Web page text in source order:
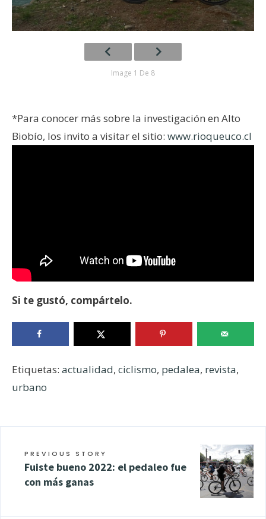
Image 1 De 8
*Para conocer más sobre la investigación en Alto
Biobío, los invito a visitar el sitio: www.rioqueuco.cl
Si te gustó, compártelo.
Etiquetas: actualidad, ciclismo, pedalea, revista,
urbano
PREVIOUS STORY
Fuiste bueno 2022: el pedaleo fue
con más ganas